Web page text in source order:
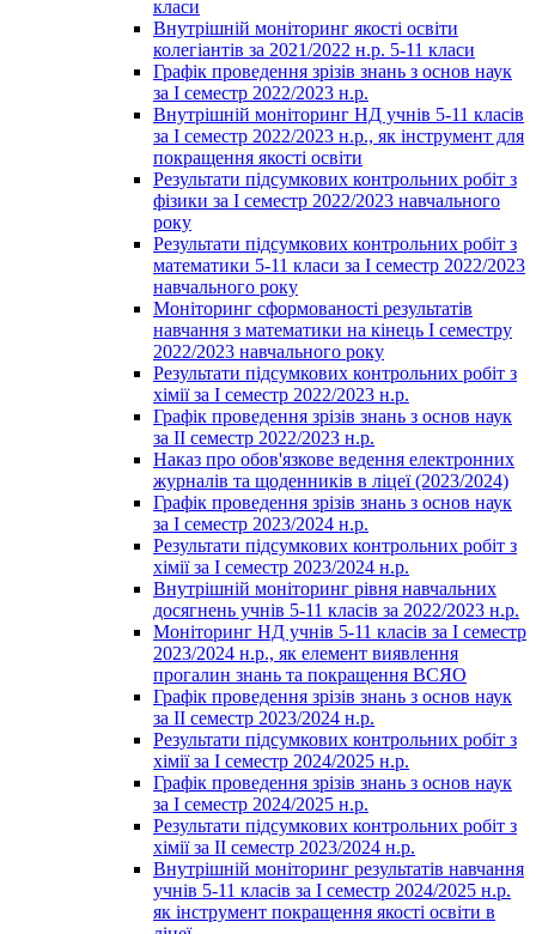
класи
Внутрішній моніторинг якості освіти
колегіантів за 2021/2022 н.р. 5-11 класи
Графік проведення зрізів знань з основ наук
за І семестр 2022/2023 н.р.
Внутрішній моніторинг НД учнів 5-11 класів
за І семестр 2022/2023 н.р., як інструмент для
покращення якості освіти
Результати підсумкових контрольних робіт з
фізики за І семестр 2022/2023 навчального
року
Результати підсумкових контрольних робіт з
математики 5-11 класи за І семестр 2022/2023
навчального року
Моніторинг сформованості результатів
навчання з математики на кінець І семестру
2022/2023 навчального року
Результати підсумкових контрольних робіт з
хімії за І семестр 2022/2023 н.р.
Графік проведення зрізів знань з основ наук
за ІІ семестр 2022/2023 н.р.
Наказ про обов'язкове ведення електронних
журналів та щоденників в ліцеї (2023/2024)
Графік проведення зрізів знань з основ наук
за І семестр 2023/2024 н.р.
Результати підсумкових контрольних робіт з
хімії за І семестр 2023/2024 н.р.
Внутрішній моніторинг рівня навчальних
досягнень учнів 5-11 класів за 2022/2023 н.р.
Моніторинг НД учнів 5-11 класів за І семестр
2023/2024 н.р., як елемент виявлення
прогалин знань та покращення ВСЯО
Графік проведення зрізів знань з основ наук
за ІІ семестр 2023/2024 н.р.
Результати підсумкових контрольних робіт з
хімії за І семестр 2024/2025 н.р.
Графік проведення зрізів знань з основ наук
за І семестр 2024/2025 н.р.
Результати підсумкових контрольних робіт з
хімії за ІІ семестр 2023/2024 н.р.
Внутрішній моніторинг результатів навчання
учнів 5-11 класів за І семестр 2024/2025 н.р.
як інструмент покращення якості освіти в